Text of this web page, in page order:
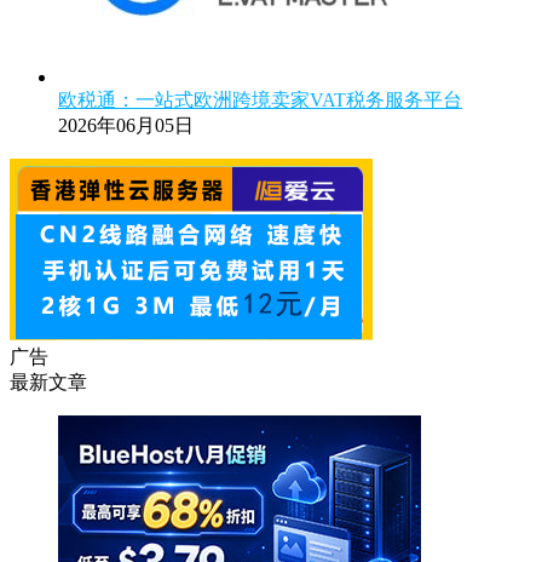
欧税通：一站式欧洲跨境卖家VAT税务服务平台
2026年06月05日
广告
最新文章